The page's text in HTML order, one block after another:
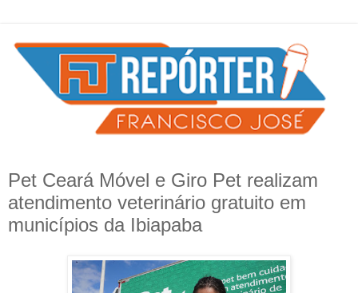
Pet Ceará Móvel e Giro Pet realizam
atendimento veterinário gratuito em
municípios da Ibiapaba